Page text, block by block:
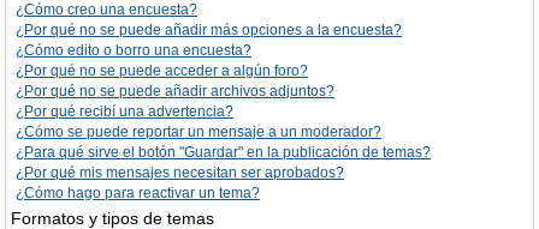
¿Cómo creo una encuesta?
¿Por qué no se puede añadir más opciones a la encuesta?
¿Cómo edito o borro una encuesta?
¿Por qué no se puede acceder a algún foro?
¿Por qué no se puede añadir archivos adjuntos?
¿Por qué recibí una advertencia?
¿Cómo se puede reportar un mensaje a un moderador?
¿Para qué sirve el botón "Guardar" en la publicación de temas?
¿Por qué mis mensajes necesitan ser aprobados?
¿Cómo hago para reactivar un tema?
Formatos y tipos de temas